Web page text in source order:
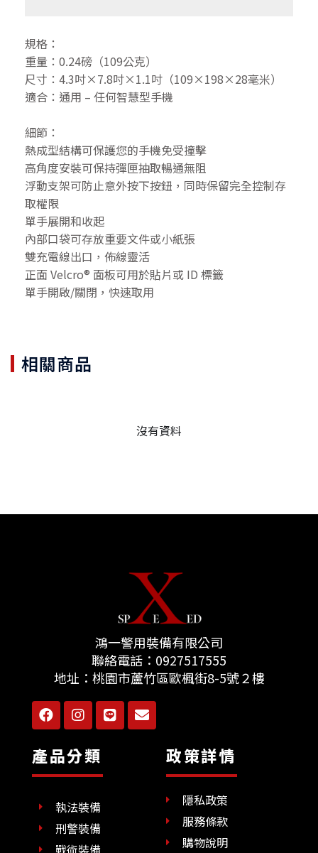
規格：
重量：0.24磅（109公克）
尺寸：4.3吋×7.8吋×1.1吋（109×198×28毫米）
適合：通用 – 任何智慧型手機
細節：
熱成型結構可保護您的手機免受撞擊
高角度安裝可保持彈匣抽取暢通無阻
浮動支架可防止意外按下按鈕，同時保留完全控制存
取權限
單手展開和收起
內部口袋可存放重要文件或小紙張
雙充電線出口，佈線靈活
正面 Velcro® 面板可用於貼片或 ID 標籤
單手開啟/關閉，快速取用
相關商品
沒有資料
鴻一警用裝備有限公司
聯絡電話： 0927517555
地址： 桃園市蘆竹區歐楓街8-5號２樓
F
a
c
e
b
o
I
n
s
t
a
g
a
m
L
i
n
E
n
v
產品分類
執法裝備
刑警裝備
戰術裝備
政策詳情
隱私政策
服務條款
購物說明